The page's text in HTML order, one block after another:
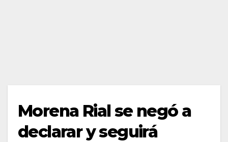
Morena Rial se negó a
declarar y seguirá